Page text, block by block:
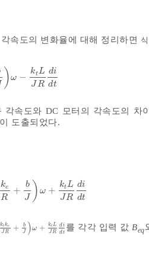
속도의 변화율에 대해 정리하면
)ω −
ktL
JR
di
dt
+bJ ω ktLJRd
각속도와 DC 모터의 각속도의
도출되었다.
ke
R
+
b
J ) ω +
ktL
JR
di
dt
ktk eJ R +bJ ω +ktL JR
kt ke
JR +
b
J )ω + kt L
JR
di
dt
tkeJR +bJω+ ktL JRdidt
를 각각 입력 값 Beq